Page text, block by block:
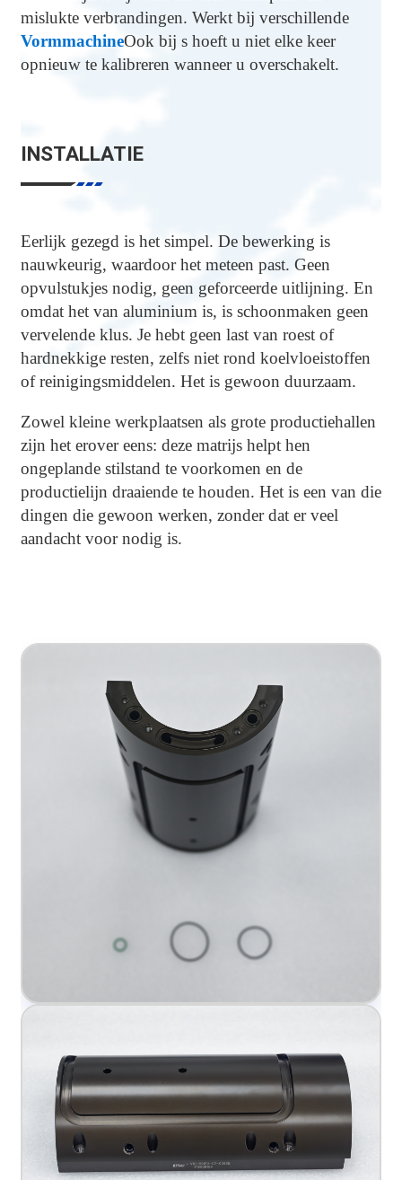
mislukte verbrandingen. Werkt bij verschillende
VormmachineOok bij s hoeft u niet elke keer
opnieuw te kalibreren wanneer u overschakelt.
INSTALLATIE
Eerlijk gezegd is het simpel. De bewerking is
nauwkeurig, waardoor het meteen past. Geen
opvulstukjes nodig, geen geforceerde uitlijning. En
omdat het van aluminium is, is schoonmaken geen
vervelende klus. Je hebt geen last van roest of
hardnekkige resten, zelfs niet rond koelvloeistoffen
of reinigingsmiddelen. Het is gewoon duurzaam.
Zowel kleine werkplaatsen als grote productiehallen
zijn het erover eens: deze matrijs helpt hen
ongeplande stilstand te voorkomen en de
productielijn draaiende te houden. Het is een van die
dingen die gewoon werken, zonder dat er veel
aandacht voor nodig is.